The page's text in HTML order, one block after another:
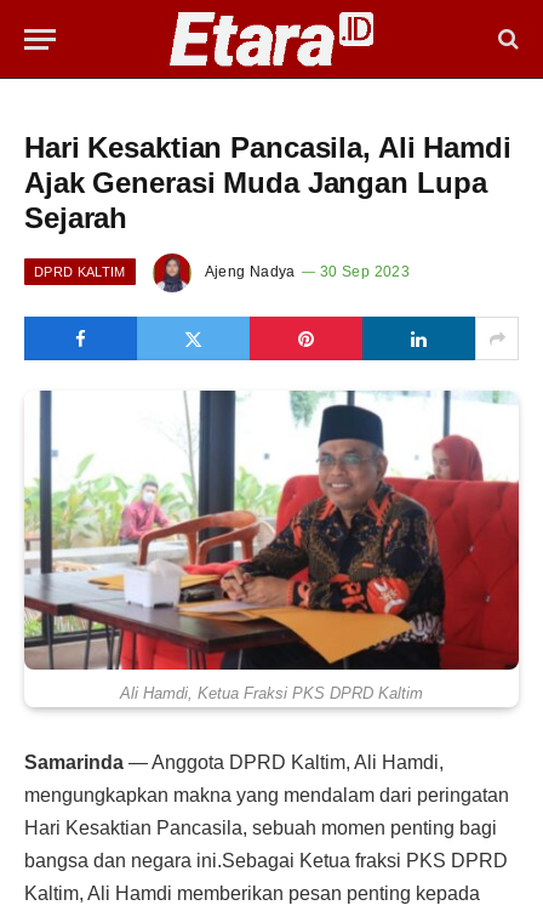
Hari Kesaktian Pancasila, Ali Hamdi
Ajak Generasi Muda Jangan Lupa
Sejarah
DPRD KALTIM Ajeng Nadya 30 Sep 2023
Ali Hamdi, Ketua Fraksi PKS DPRD Kaltim
Samarinda — Anggota DPRD Kaltim, Ali Hamdi,
mengungkapkan makna yang mendalam dari peringatan
Hari Kesaktian Pancasila, sebuah momen penting bagi
bangsa dan negara ini.Sebagai Ketua fraksi PKS DPRD
Kaltim, Ali Hamdi memberikan pesan penting kepada